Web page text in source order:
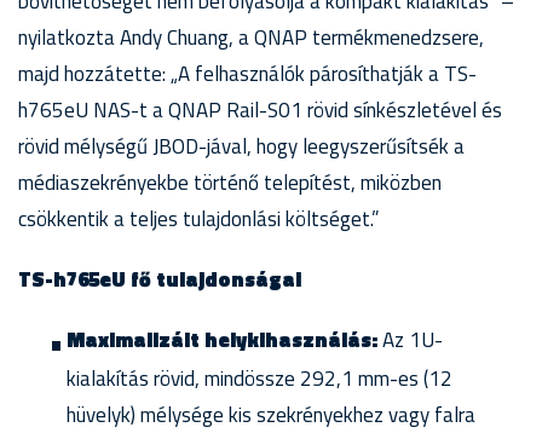
nyilatkozta Andy Chuang, a QNAP termékmenedzsere,
majd hozzátette: „A felhasználók párosíthatják a TS-
h765eU NAS-t a QNAP Rail-S01 rövid sínkészletével és
rövid mélységű JBOD-jával, hogy leegyszerűsítsék a
médiaszekrényekbe történő telepítést, miközben
csökkentik a teljes tulajdonlási költséget.”
TS-h765eU fő tulajdonságai
Maximalizált helykihasználás:Az 1U-
kialakítás rövid, mindössze 292,1 mm-es (12
hüvelyk) mélysége kis szekrényekhez vagy falra